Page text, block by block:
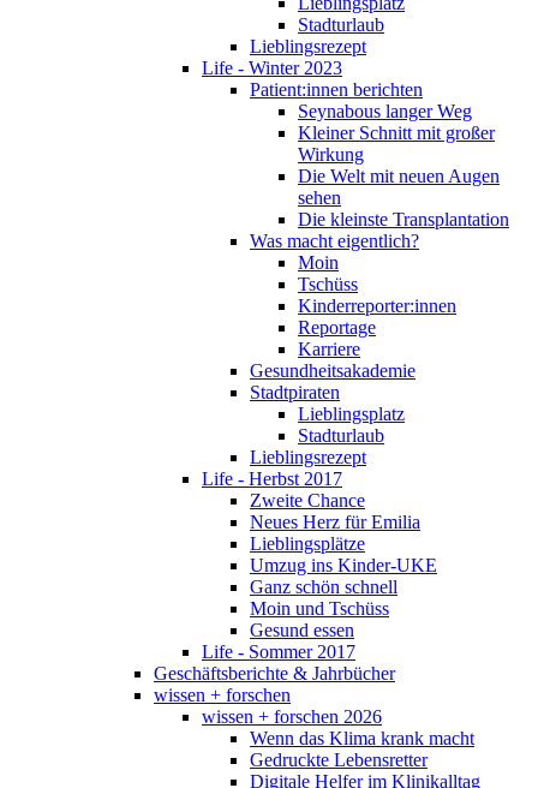
Stadturlaub
Lieblingsrezept
Life - Winter 2023
Patient:innen berichten
Seynabous langer Weg
Kleiner Schnitt mit großer
Wirkung
Die Welt mit neuen Augen
sehen
Die kleinste Transplantation
Was macht eigentlich?
Moin
Tschüss
Kinderreporter:innen
Reportage
Karriere
Gesundheitsakademie
Stadtpiraten
Lieblingsplatz
Stadturlaub
Lieblingsrezept
Life - Herbst 2017
Zweite Chance
Neues Herz für Emilia
Lieblingsplätze
Umzug ins Kinder-UKE
Ganz schön schnell
Moin und Tschüss
Gesund essen
Life - Sommer 2017
Geschäftsberichte & Jahrbücher
wissen + forschen
wissen + forschen 2026
Wenn das Klima krank macht
Gedruckte Lebensretter
Digitale Helfer im Klinikalltag